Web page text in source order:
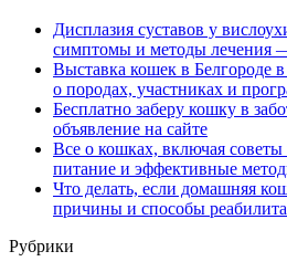
Дисплазия суставов у
симптомы и методы лечения
Выставка кошек в Белгороде
о породах, участниках и
Бесплатно заберу кошку в
объявление на сайте
Все о кошках, включая советы
питание и эффективные
Что делать, если домашняя
причины и способы
Рубрики